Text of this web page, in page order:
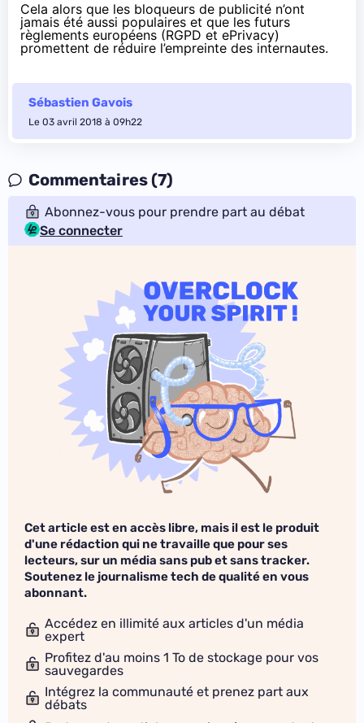
Cela alors que les bloqueurs de publicité n’ont
jamais été aussi populaires et que les futurs
règlements européens (RGPD et ePrivacy)
promettent de réduire l’empreinte des internautes.
Sébastien Gavois
Le 03 avril 2018 à 09h22
Commentaires (7)
Abonnez-vous pour prendre part au débat
Se connecter
Cet article est en accès libre, mais il est le produit
d'une rédaction qui ne travaille que pour ses
lecteurs, sur un média sans pub et sans tracker.
Soutenez le journalisme tech de qualité en vous
abonnant.
Accédez en illimité aux articles d'un média
expert
Profitez d'au moins 1 To de stockage pour vos
sauvegardes
Intégrez la communauté et prenez part aux
débats